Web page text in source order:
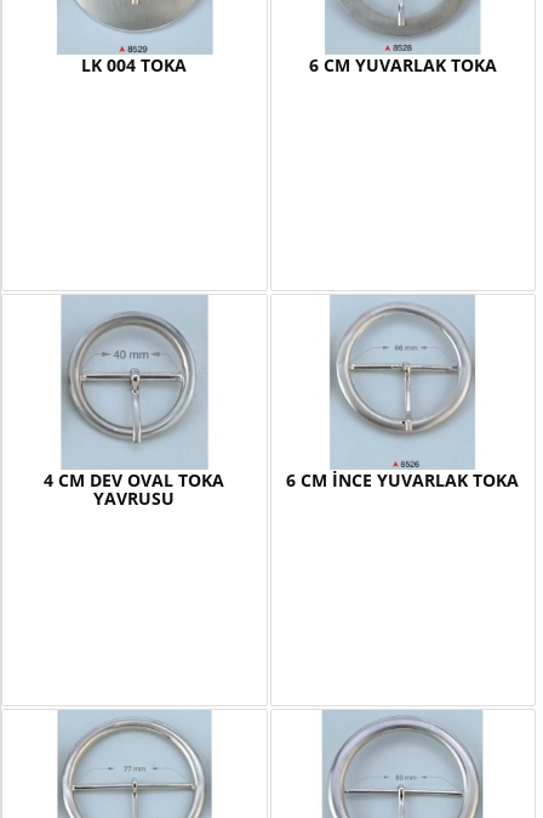
LK 004 TOKA 6 CM YUVARLAK TOKA
4 CM DEV OVAL TOKA
YAVRUSU
6 CM İNCE YUVARLAK TOKA